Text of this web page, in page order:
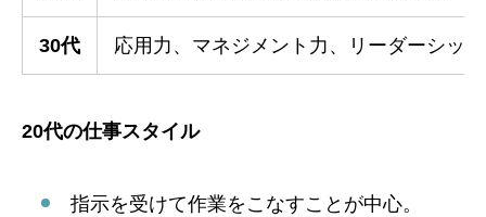
30代 応用力、マネジメント力、リーダーシッ
20代の仕事スタイル
指示を受けて作業をこなすことが中心。